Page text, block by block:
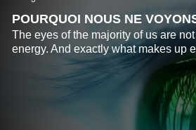
POURQUOI NOUS NE
The eyes of the majority of us are
energy. And exactly what makes up
Universe. Why do our brain hides